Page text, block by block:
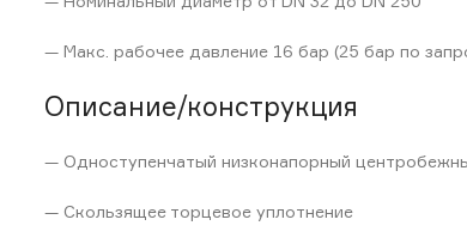
— Макс. рабочее давление 16 бар (25 бар по
Описание/конструкция
— Одноступенчатый низконапорный
— Скользящее торцевое уплотнение